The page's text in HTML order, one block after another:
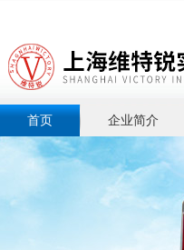
首页 企业简介